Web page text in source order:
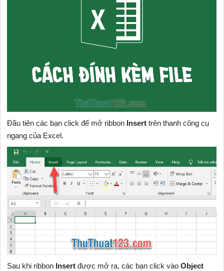
Đầu tiên các bạn click để mở ribbon Insert trên thanh công cụ
ngang của Excel.
Sau khi ribbon Insert được mở ra, các bạn click vàoObject